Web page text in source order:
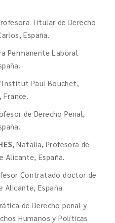
Titular de Derecho
España.
Permanente Laboral
Paul Bouchet,
France.
de Derecho Penal,
, Natalia, Profesora de
Alicante, España.
Contratado doctor de
Alicante, España.
de Derecho penal y
Humanos y Políticas